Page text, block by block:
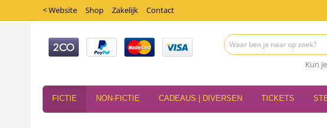
< Website Shop Zakelijk Contact
Kun
FICTIE NON-FICTIE CADEAUS | DIVERSEN TICKETS